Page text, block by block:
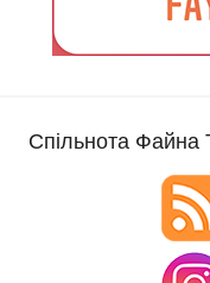
Спільнота Файна